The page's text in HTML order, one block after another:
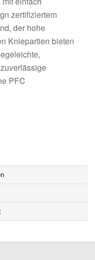
zertifiziertem
der hohe
Kniepartien bieten
PFC